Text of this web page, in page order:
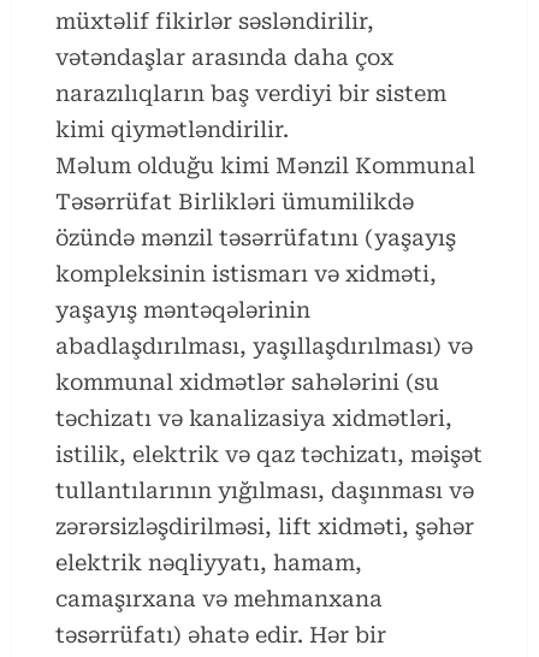
müxtəlif fikirlər səsləndirilir,
vətəndaşlar arasında daha çox
narazılıqların baş verdiyi bir sistem
kimi qiymətləndirilir.
Məlum olduğu kimi Mənzil Kommunal
Təsərrüfat Birlikləri ümumilikdə
özündə mənzil təsərrüfatını (yaşayış
kompleksinin istismarı və xidməti,
yaşayış məntəqələrinin
abadlaşdırılması, yaşıllaşdırılması) və
kommunal xidmətlər sahələrini (su
təchizatı və kanalizasiya xidmətləri,
istilik, elektrik və qaz təchizatı, məişət
tullantılarının yığılması, daşınması və
zərərsizləşdirilməsi, lift xidməti, şəhər
elektrik nəqliyyatı, hamam,
camaşırxana və mehmanxana
təsərrüfatı) əhatə edir. Hər bir